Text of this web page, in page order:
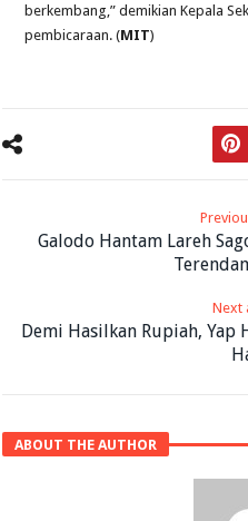
berkembang,” demikian Kepala
pembicaraan. (MIT)
Galodo Hantam Lareh
Next
Demi Hasilkan Rupiah,
ABOUT THE AUTHOR